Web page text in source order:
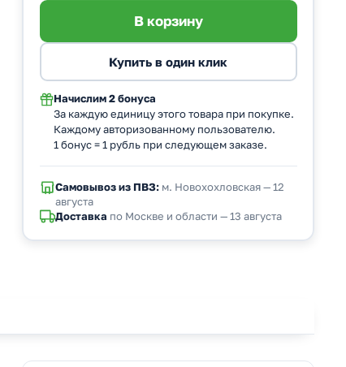
Начислим 2 бонуса
За каждую единицу этого товара при покупке.
Каждому авторизованному пользователю.
1 бонус = 1 рубль при следующем заказе.
Самовывоз из ПВЗ:м. Новохохловская — 12
августа
Доставка по Москве и области — 13 августа